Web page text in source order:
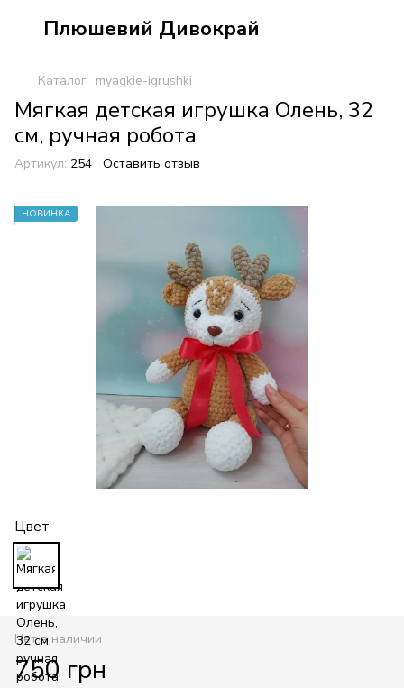
Плюшевий Дивокрай
Каталог myagkie-igrushki
Мягкая детская игрушка Олень, 32
см, ручная робота
Артикул: 254 Оставить отзыв
НОВИНКА
Цвет
Нет в наличии
750 грн